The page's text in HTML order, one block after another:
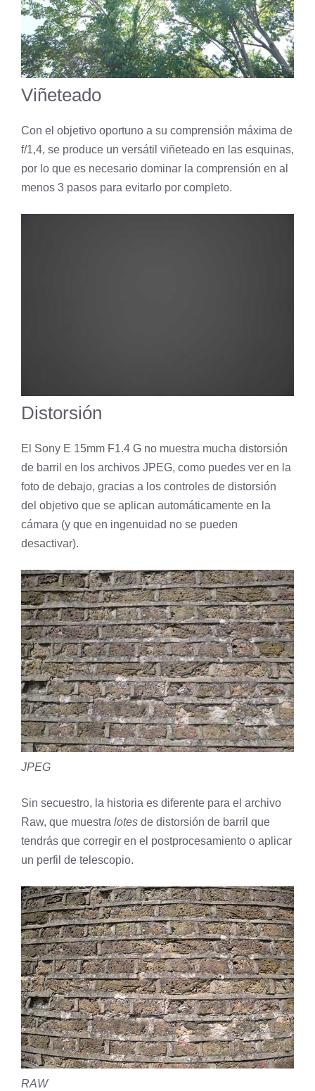
Viñeteado
Con el objetivo oportuno a su comprensión máxima de
f/1,4, se produce un versátil viñeteado en las esquinas,
por lo que es necesario dominar la comprensión en al
menos 3 pasos para evitarlo por completo.
Distorsión
El Sony E 15mm F1.4 G no muestra mucha distorsión
de barril en los archivos JPEG, como puedes ver en la
foto de debajo, gracias a los controles de distorsión
del objetivo que se aplican automáticamente en la
cámara (y que en ingenuidad no se pueden
desactivar).
JPEG
Sin secuestro, la historia es diferente para el archivo
Raw, que muestra lotes de distorsión de barril que
tendrás que corregir en el postprocesamiento o aplicar
un perfil de telescopio.
RAW